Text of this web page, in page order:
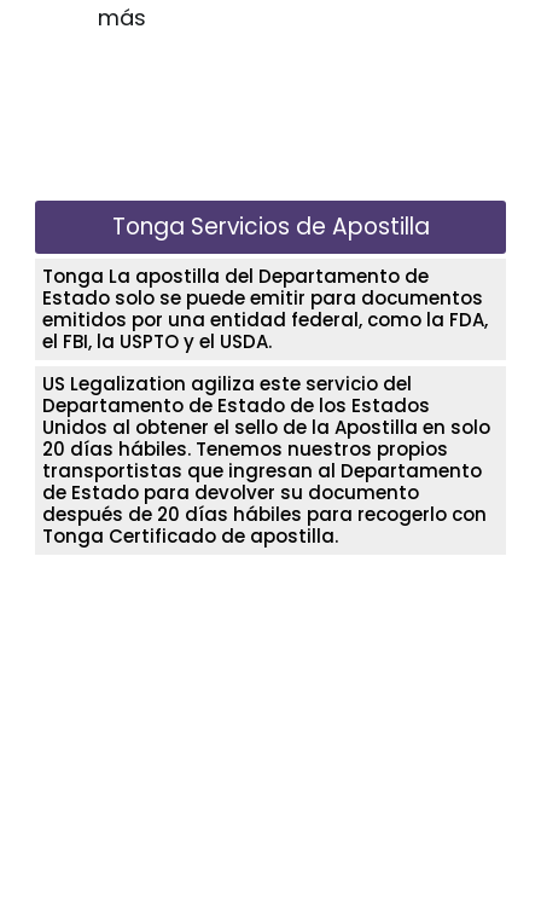
más
Tonga Servicios de Apostilla
Tonga La apostilla del Departamento de
Estado solo se puede emitir para documentos
emitidos por una entidad federal, como la FDA,
el FBI, la USPTO y el USDA.
US Legalization agiliza este servicio del
Departamento de Estado de los Estados
Unidos al obtener el sello de la Apostilla en solo
20 días hábiles. Tenemos nuestros propios
transportistas que ingresan al Departamento
de Estado para devolver su documento
después de 20 días hábiles para recogerlo con
Tonga Certificado de apostilla.